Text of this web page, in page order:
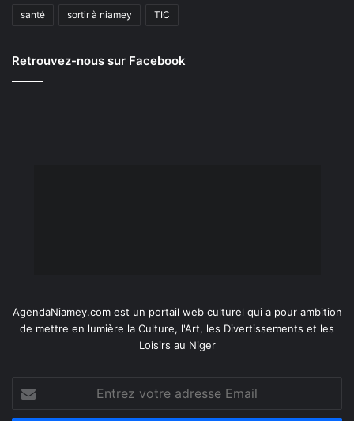
santé sortir à niamey TIC
Retrouvez-nous sur Facebook
AgendaNiamey.com est un portail web culturel qui a pour ambition
de mettre en lumière la Culture, l'Art, les Divertissements et les
Loisirs au Niger
Entrez
votre